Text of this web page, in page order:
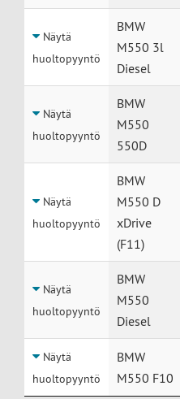
Näytä
huoltopyyntö
BMW
M550 3l
Diesel
Näytä
huoltopyyntö
BMW
M550
550D
Näytä
huoltopyyntö
BMW
M550 D
xDrive
(F11)
Näytä
huoltopyyntö
BMW
M550
Diesel
Näytä
huoltopyyntö
BMW
M550 F10